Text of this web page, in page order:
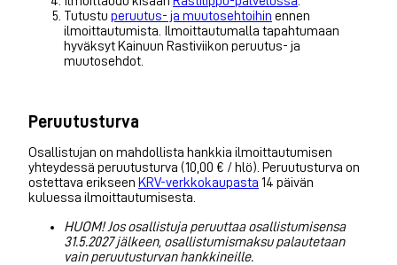
Tutustu peruutus- ja muutosehtoihin ennen
ilmoittautumista. Ilmoittautumalla tapahtumaan
hyväksyt Kainuun Rastiviikon peruutus- ja
muutosehdot.
Peruutusturva
Osallistujan on mahdollista hankkia ilmoittautumisen
yhteydessä peruutusturva (10,00 € / hlö). Peruutusturva on
ostettava erikseen KRV-verkkokaupasta 14 päivän
kuluessa ilmoittautumisesta.
HUOM! Jos osallistuja peruuttaa osallistumisensa
31.5.2027 jälkeen, osallistumismaksu palautetaan
vain peruutusturvan hankkineille.